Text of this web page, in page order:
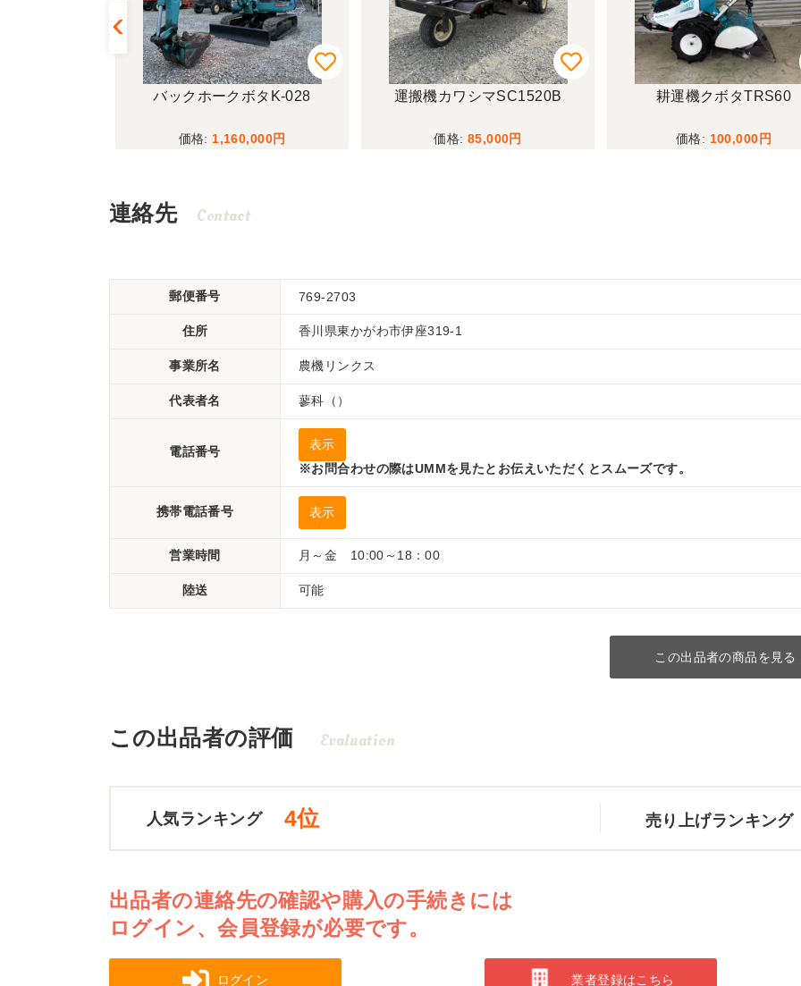
バックホークボタK-028
1,160,000
運搬機カワシマSC1520B
85,000
耕運機クボタTRS60
100,000
連絡先 Contact
郵便番号 769-2703
住所 香川県東かがわ市伊座319-1
事業所名 農機リンクス
代表者名 蓼科（）
電話番号
表示
※お問合わせの際はUMMを見たとお伝えいただくとスムーズです。
携帯電話番号 表示
営業時間 月～金 10:00～18：00
陸送 可能
この出品者の商品を見る
この出品者の評価 Evaluation
人気ランキング 4位 売り上げランキング
出品者の連絡先の確認や購入の手続きには
ログイン、会員登録が必要です。
ログイン 業者登録はこちら